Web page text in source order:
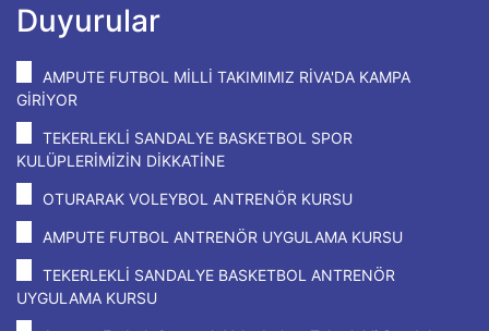
Duyurular
AMPUTE FUTBOL MİLLİ TAKIMIMIZ RİVA'DA KAMPA
GİRİYOR
TEKERLEKLİ SANDALYE BASKETBOL SPOR
KULÜPLERİMİZİN DİKKATİNE
OTURARAK VOLEYBOL ANTRENÖR KURSU
AMPUTE FUTBOL ANTRENÖR UYGULAMA KURSU
TEKERLEKLİ SANDALYE BASKETBOL ANTRENÖR
UYGULAMA KURSU